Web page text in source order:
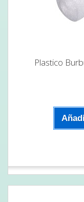
Plastico